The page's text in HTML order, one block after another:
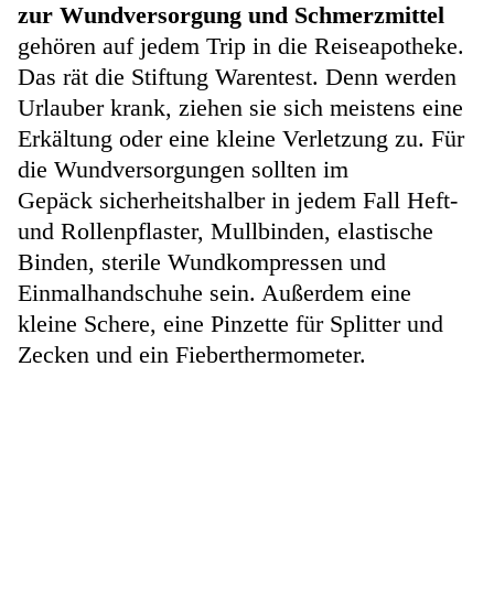
zur Wundversorgung und Schmerzmittel
gehören auf jedem Trip in die Reiseapotheke.
Das rät die Stiftung Warentest. Denn werden
Urlauber krank, ziehen sie sich meistens eine
Erkältung oder eine kleine Verletzung zu. Für
die Wundversorgungen sollten im
Gepäck sicherheitshalber in jedem Fall Heft-
und Rollenpflaster, Mullbinden, elastische
Binden, sterile Wundkompressen und
Einmalhandschuhe sein. Außerdem eine
kleine Schere, eine Pinzette für Splitter und
Zecken und ein Fieberthermometer.